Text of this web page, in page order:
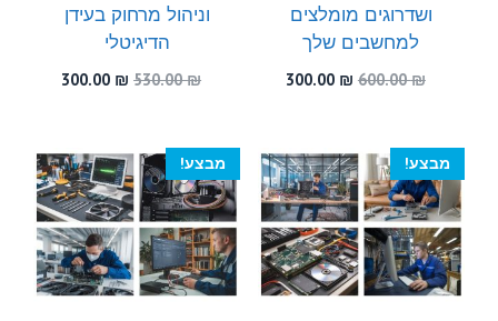
ושדרוגים מומלצים
למחשבים שלך
600.00₪
המחיר
300.00 ₪
300.00 ₪.
וניהול מרחוק בעידן
הדיגיטלי
530.00₪
המחיר
300.00 ₪
המחיר
מבצע! מבצע!